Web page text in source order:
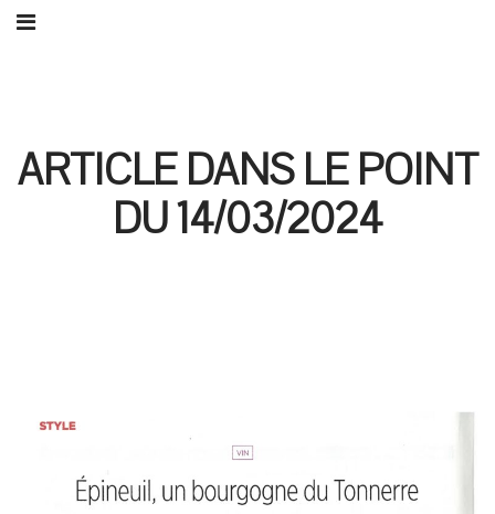
ARTICLE DANS LE POINT
DU 14/03/2024